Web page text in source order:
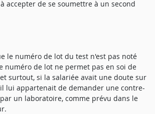
accepter de se soumettre à un second
le numéro de lot du test n'est pas noté
numéro de lot ne permet pas en soi de
surtout, si la salariée avait une doute sur
lui appartenait de demander une contre-
un laboratoire, comme prévu dans le